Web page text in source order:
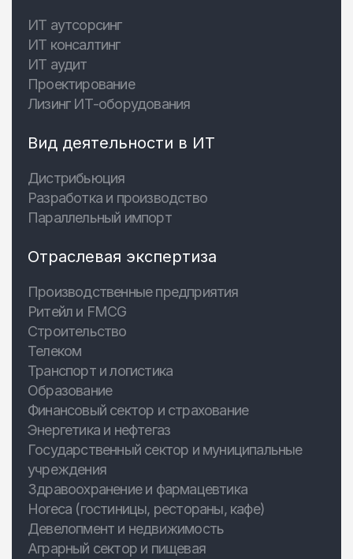
ИТ аутсорсинг
ИТ консалтинг
ИТ аудит
Проектирование
Лизинг ИТ-оборудования
Вид деятельности в ИТ
Дистрибьюция
Разработка и производство
Параллельный импорт
Отраслевая экспертиза
Производственные предприятия
Ритейл и FMCG
Строительство
Телеком
Транспорт и логистика
Образование
Финансовый сектор и страхование
Энергетика и нефтегаз
Государственный сектор и муниципальные
учреждения
Здравоохранение и фармацевтика
Horeca (гостиницы, рестораны, кафе)
Девелопмент и недвижимость
Аграрный сектор и пищевая